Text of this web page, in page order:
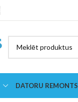
DATORU REMONTS